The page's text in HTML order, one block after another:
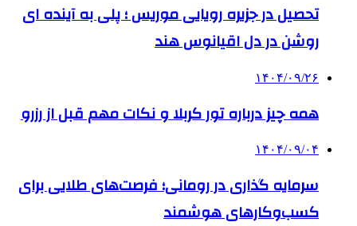
تحصیل در جزیره رویایی موریس ؛ پلی به آینده ‌ای
روشن در دل اقیانوس ‌هند
۱۴۰۴/۰۹/۲۶
همه چیز درباره تور کربلا و نکات مهم قبل از رزرو
۱۴۰۴/۰۹/۰۴
سرمایه گذاری در رومانی؛ فرصت‌های طلایی برای
کسب‌وکارهای هوشمند